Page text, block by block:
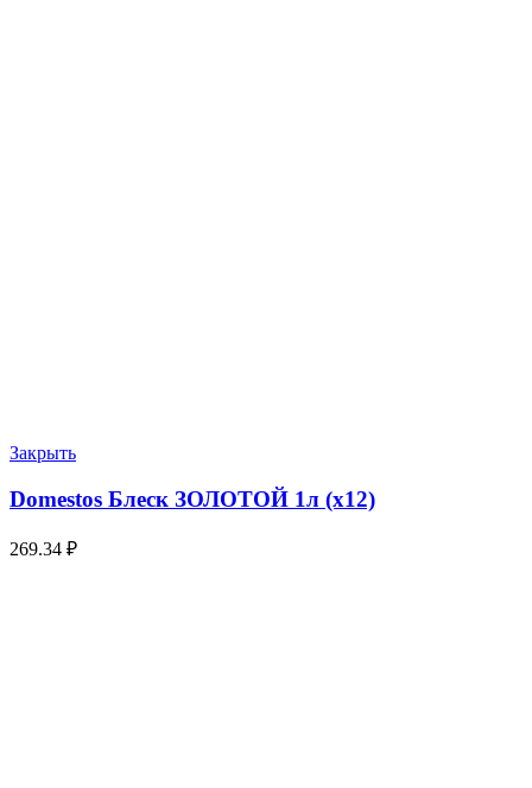
Закрыть
Domestos Блеск ЗОЛОТОЙ 1л (х12)
269.34 ₽